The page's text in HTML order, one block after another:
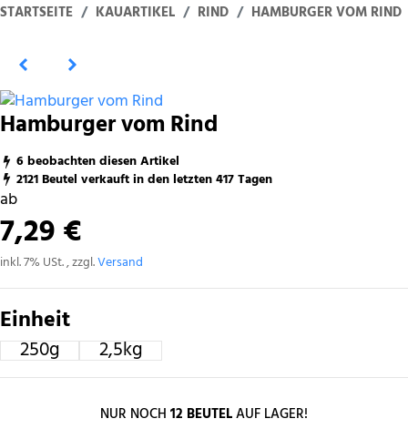
STARTSEITE KAUARTIKEL RIND HAMBURGER VOM RIND
Hamburger vom Rind
6 beobachten diesen Artikel
2121 Beutel verkauft in den letzten 417 Tagen
ab
7,29 €
inkl. 7% USt. , zzgl.Versand
Einheit
250g250g 2,5kg2,5kg
NUR NOCH 12 BEUTELAUF LAGER!